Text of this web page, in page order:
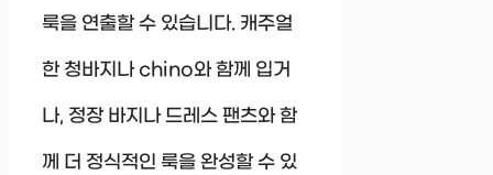
룩을 연출할 수 있습니다. 캐주얼
한 청바지나 chino와 함께 입거
나, 정장 바지나 드레스 팬츠와 함
께 더 정식적인 룩을 완성할 수 있